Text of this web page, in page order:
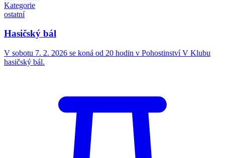
Kategorie
ostatní
Hasičský bál
V sobotu 7. 2. 2026 se koná od 20 hodin v Pohostinství V Klubu
hasičský bál.